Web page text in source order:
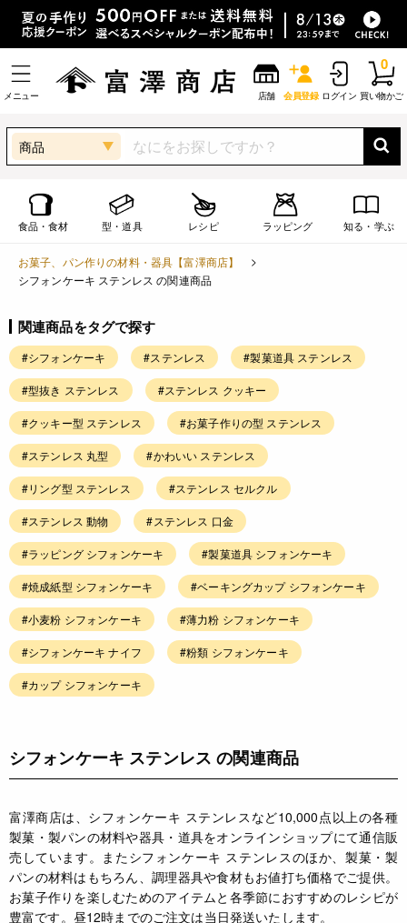
メニュー 店舗 会員登録 ログイン 買い物かご
0
商品
食品・食材 型・道具 レシピ ラッピング 知る・学ぶ
お菓子、パン作りの材料・器具【富澤商店】
シフォンケーキ ステンレス の関連商品
関連商品をタグで探す
#シフォンケーキ #ステンレス #製菓道具 ステンレス
#型抜き ステンレス #ステンレス クッキー
#クッキー型 ステンレス #お菓子作りの型 ステンレス
#ステンレス 丸型 #かわいい ステンレス
#リング型 ステンレス #ステンレス セルクル
#ステンレス 動物 #ステンレス 口金
#ラッピング シフォンケーキ #製菓道具 シフォンケーキ
#焼成紙型 シフォンケーキ #ベーキングカップ シフォンケーキ
#小麦粉 シフォンケーキ #薄力粉 シフォンケーキ
#シフォンケーキ ナイフ #粉類 シフォンケーキ
#カップ シフォンケーキ
シフォンケーキ ステンレス の関連商品
富澤商店は、シフォンケーキ ステンレスなど10,000点以上の各種
製菓・製パンの材料や器具・道具をオンラインショップにて通信販
売しています。またシフォンケーキ ステンレスのほか、製菓・製
パンの材料はもちろん、調理器具や食材もお値打ち価格でご提供。
お菓子作りを楽しむためのアイテムと各季節におすすめのレシピが
豊富です。昼12時までのご注文は当日発送いたします。